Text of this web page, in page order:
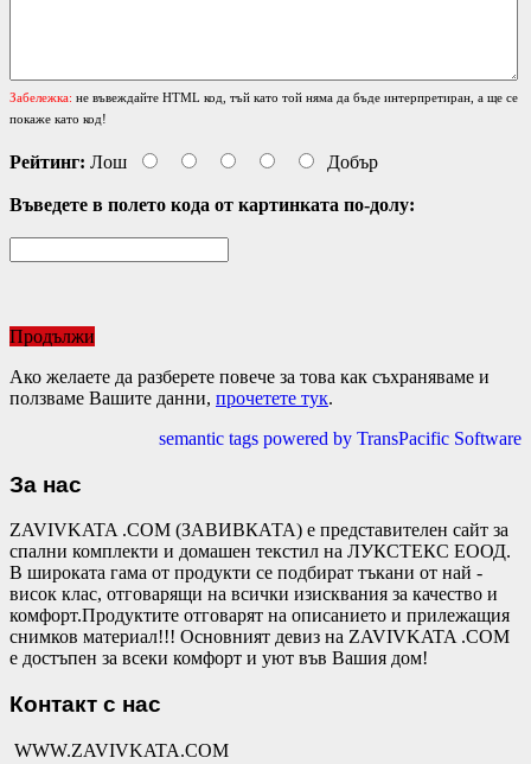
Забележка: не въвеждайте HTML код, тъй като той няма да бъде интерпретиран, а ще се
покаже като код!
Рейтинг: Лош Добър
Въведете в полето кода от картинката по-долу:
Продължи
Ако желаете да разберете повече за това как съхраняваме и
ползваме Вашите данни, прочетете тук.
semantic tags powered by TransPacific Software
За нас
ZAVIVKATA .COM (ЗАВИВКАТА) е представителен сайт за
спални комплекти и домашен текстил на ЛУКСТЕКС ЕООД.
В широката гама от продукти се подбират тъкани от най -
висок клас, отговарящи на всички изисквания за качество и
комфорт.Продуктите отговарят на описанието и прилежащия
снимков материал!!! Основният девиз на ZAVIVKATA .COM
е достъпен за всеки комфорт и уют във Вашия дом!
Контакт с нас
WWW.ZAVIVKATA.COM